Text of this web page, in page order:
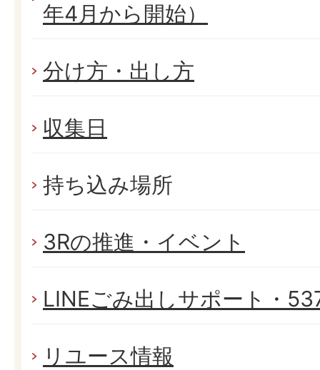
年4月から開始）
分け方・出し方
収集日
持ち込み場所
3Rの推進・イベント
LINEごみ出しサポート・
リユース情報